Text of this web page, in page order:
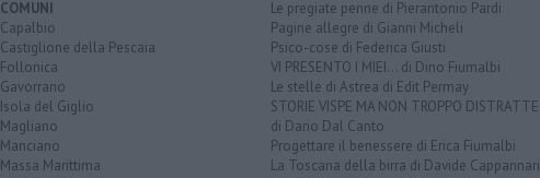
COMUNI
Capalbio
Castiglione della Pescaia
Follonica
Gavorrano
Isola del Giglio
Magliano
Manciano
Massa Marittima
Le pregiate penne di Pierantonio Pardi
Pagine allegre di Gianni Micheli
Psico-cose di Federica Giusti
VI PRESENTO I MIEI... di Dino Fiumalbi
Le stelle di Astrea di Edit Permay
STORIE VISPE MA NON TROPPO DISTRATTE
di Dario Dal Canto
Progettare il benessere di Erica Fiumalbi
La Toscana della birra di Davide Cappannari